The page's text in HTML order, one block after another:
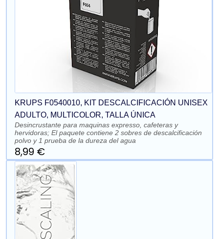
KRUPS F0540010, KIT DESCALCIFICACIÓN UNISEX
ADULTO, MULTICOLOR, TALLA ÚNICA
Desincrustante para maquinas expresso, cafeteras y
hervidoras; El paquete contiene 2 sobres de descalcificación
polvo y 1 prueba de la dureza del agua
8,99 €